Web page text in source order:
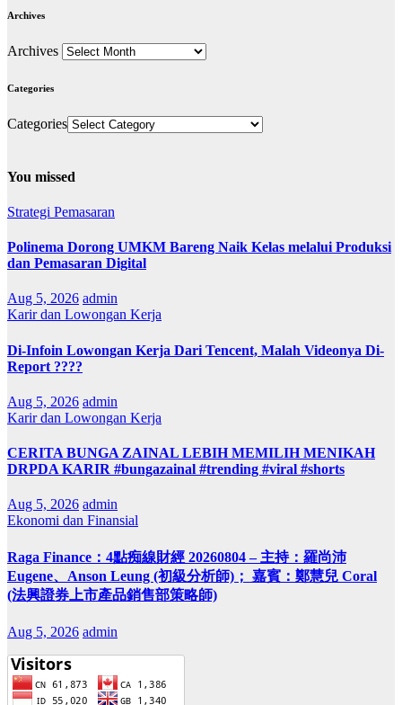
Archives
Archives
Categories
Categories
You missed
Strategi Pemasaran
Polinema Dorong UMKM Bareng Naik Kelas melalui Produksi
dan Pemasaran Digital
Aug 5, 2026 admin
Karir dan Lowongan Kerja
Di-Infoin Lowongan Kerja Dari Tencent, Malah Videonya Di-
Report ????
Aug 5, 2026 admin
Karir dan Lowongan Kerja
CERITA BUNGA ZAINAL LEBIH MEMILIH MENIKAH
DRPDA KARIR #bungazainal #trending #viral #shorts
Aug 5, 2026 admin
Ekonomi dan Finansial
Raga Finance：4點痴線財經 20260804 – 主持：羅尚沛
Eugene、Anson Leung (初級分析師)； 嘉賓：鄭慧兒 Coral
(法興證券上市產品銷售部策略師)
Aug 5, 2026 admin